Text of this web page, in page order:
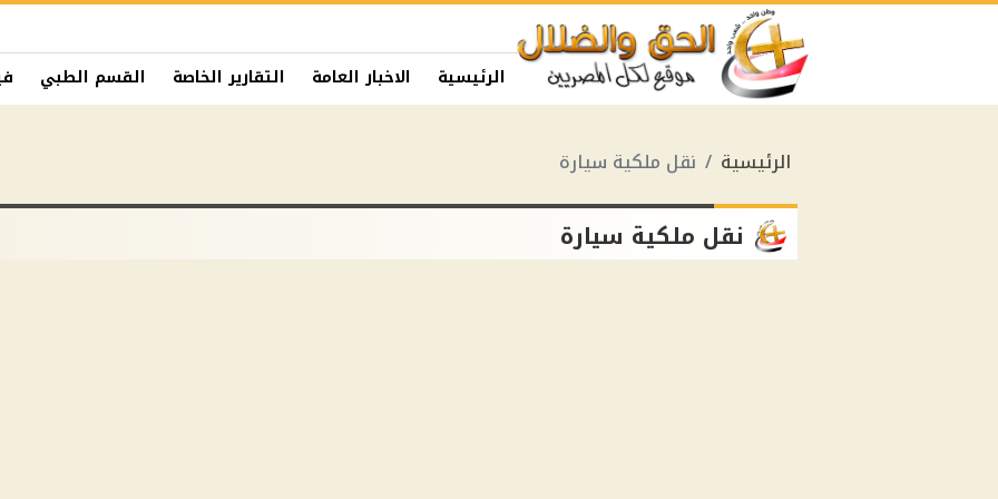
الرئيسية الاخبار العامة التقارير الخاصة القسم الطبي
الرئيسية نقل ملكية سيارة
نقل ملكية سيارة